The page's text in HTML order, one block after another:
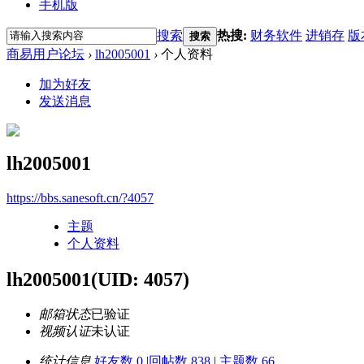
手机版
搜索 搜索 热搜: 财务软件 进销存 版
商易用户论坛 › lh2005001 › 个人资料
加为好友
发送消息
lh2005001
https://bbs.sanesoft.cn/?4057
主题
个人资料
lh2005001(UID: 4057)
邮箱状态已验证
视频认证未认证